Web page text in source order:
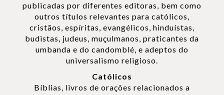
publicadas por diferentes editoras, bem como
outros títulos relevantes para católicos,
cristãos, espíritas, evangélicos, hinduístas,
budistas, judeus, muçulmanos, praticantes da
umbanda e do candomblé, e adeptos do
universalismo religioso.
Católicos
Bíblias, livros de orações relacionados a